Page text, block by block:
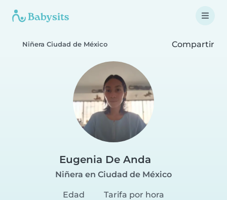
Niñera Ciudad de México Compartir
Eugenia De Anda
Niñera en Ciudad de México
Edad
Tarifa por hora